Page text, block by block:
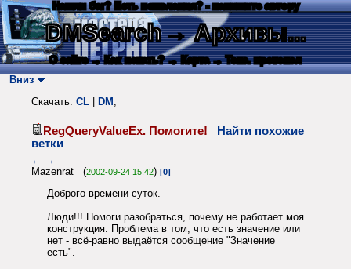
Нашли баг? Есть пожелания? - напишите автору
DMSearch→ Архивы...
О сайте → Как искать? → Карта → Текс. протокол
Вниз
Скачать: CL DM ;
RegQueryValueEx. Помогите!
Найти похожие
ветки
← →
Mazenrat (2002-09-24 15:42) [0]
Доброго времени суток.
Люди!!! Помоги разобраться, почему не работает моя
конструкция. Проблема в том, что есть значение или
нет - всё-равно выдаётся сообщение "Значение
есть".